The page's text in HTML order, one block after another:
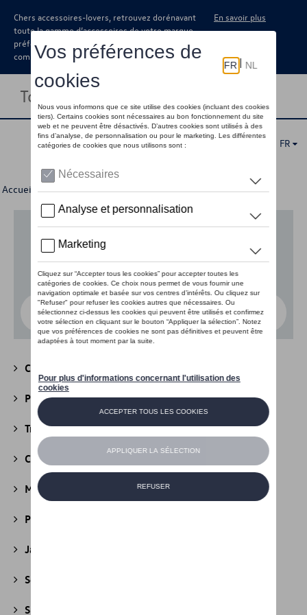
Chers accessoires-lovers, retrouvez dorénavant
toute la gamme d’accessoires de votre marque
préférée sous forme de catalogue à
commander auprès de votre concessionaire.
En savoir plus
Toggle navigation
FR
Accueil >Pour votre Volkswagen >E-mobilité > Accessoires
Aucun modèle sélectionné (Tout afficher)
Choisissez un modèle
Camping
Packs(39)
Transport(305)
Confort et protection (841)
Multimédia
Produits d'entretien
Jantes et roues
Securité
Sport et design